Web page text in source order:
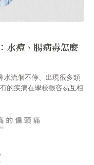
水痘、腸病毒怎麼
水流個不停、出現很多類
的疾病在學校很容易互相